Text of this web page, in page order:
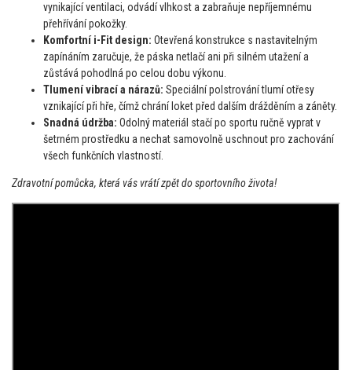
vynikající ventilaci, odvádí vlhkost a zabraňuje nepříjemnému
přehřívání pokožky.
Komfortní i-Fit design: Otevřená konstrukce s nastavitelným
zapínáním zaručuje, že páska netlačí ani při silném utažení a
zůstává pohodlná po celou dobu výkonu.
Tlumení vibrací a nárazů: Speciální polstrování tlumí otřesy
vznikající při hře, čímž chrání loket před dalším drážděním a záněty.
Snadná údržba: Odolný materiál stačí po sportu ručně vyprat v
šetrném prostředku a nechat samovolně uschnout pro zachování
všech funkčních vlastností.
Zdravotní pomůcka, která vás vrátí zpět do sportovního života!